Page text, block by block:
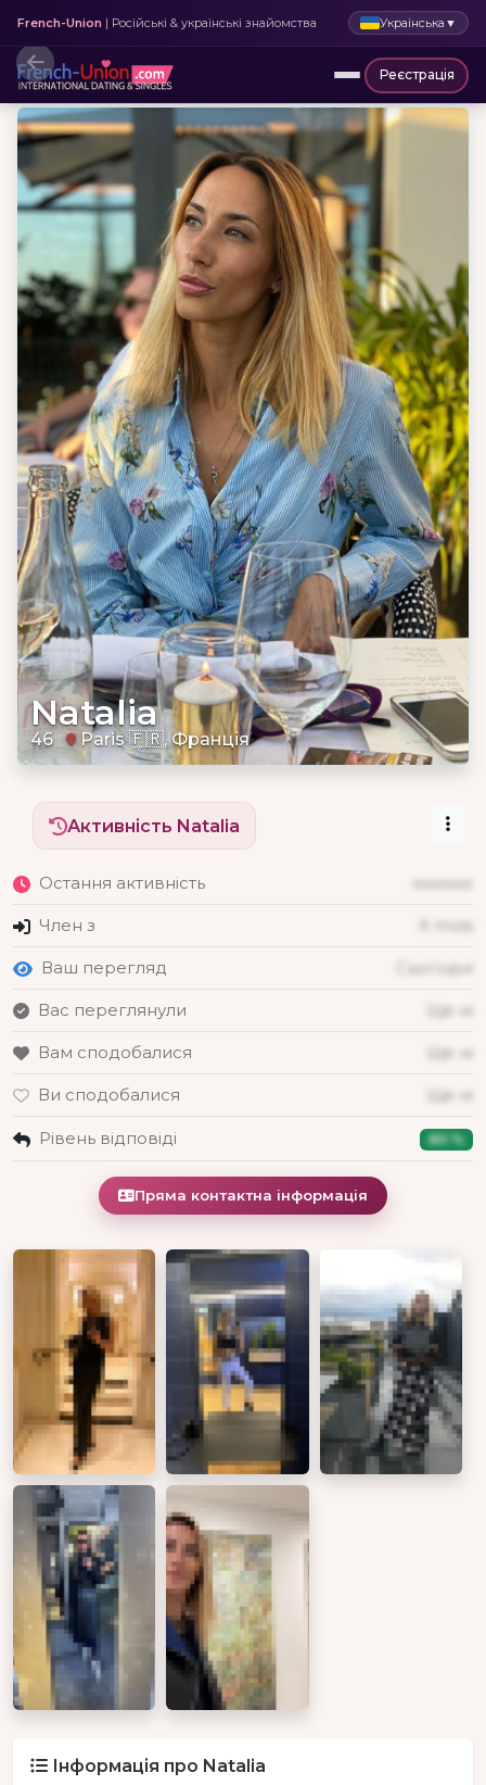
French-Union | Російські & українські знайомства Українська ▼
Реєстрація
Natalia
46 Paris 🇫🇷, Франція
Активність Natalia
Остання активність xxxxxxx
Член з X mois
Ваш перегляд Сьогодні
Вас переглянули Ще ні
Вам сподобалися Ще ні
Ви сподобалися Ще ні
Рівень відповіді 80 %
Пряма контактна інформація
Інформація про Natalia